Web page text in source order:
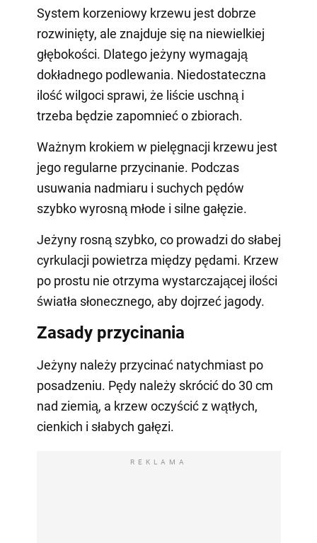
System korzeniowy krzewu jest dobrze
rozwinięty, ale znajduje się na niewielkiej
głębokości. Dlatego jeżyny wymagają
dokładnego podlewania. Niedostateczna
ilość wilgoci sprawi, że liście uschną i
trzeba będzie zapomnieć o zbiorach.
Ważnym krokiem w pielęgnacji krzewu jest
jego regularne przycinanie. Podczas
usuwania nadmiaru i suchych pędów
szybko wyrosną młode i silne gałęzie.
Jeżyny rosną szybko, co prowadzi do słabej
cyrkulacji powietrza między pędami. Krzew
po prostu nie otrzyma wystarczającej ilości
światła słonecznego, aby dojrzeć jagody.
Zasady przycinania
Jeżyny należy przycinać natychmiast po
posadzeniu. Pędy należy skrócić do 30 cm
nad ziemią, a krzew oczyścić z wątłych,
cienkich i słabych gałęzi.
REKLAMA